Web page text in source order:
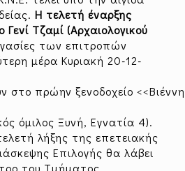
Η τελετή έναρξης
Τζαμί (Αρχαιολογικού
των επιτροπών
μέρα Κυριακή 20-12-
στο πρώην ξενοδοχείο
όμιλος Ξυνή, Εγνατία 4).
λήξης της επετειακής
Επιλογής θα λάβει
του Τμήματος